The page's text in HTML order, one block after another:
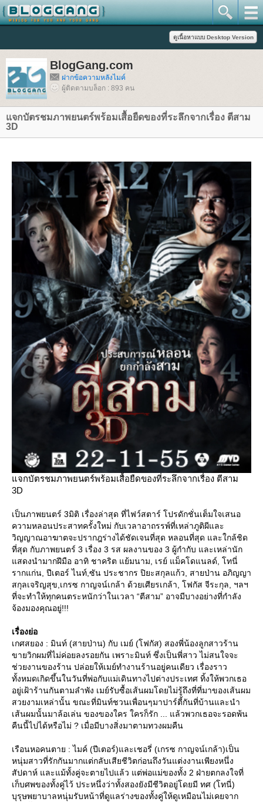
BlogGang.com
ฝากข้อความหลังไมค์
ผู้ติดตามบล็อก : 893 คน
จกบัตรชมภาพยนตร์พร้อมเสื้อยืดของที่ระลึกจากเรื่อง ตีสาม
3D
จกบัตรชมภาพยนตร์พร้อมเสื้อยืดของที่ระลึกจากเรื่อง ตีสาม
3D
เป็นภาพยนตร์ 3มิติ เรื่องล่าสุด ที่ไฟว์สตาร์ โปรดักชั่นเต็มใจเสนอ
ความหลอนประสาทครั้งใหม่ กับเวลาอาถรรพ์ที่เหล่าภูติผีและ
วิญญาณอาฆาตจะปรากฎร่างได้ชัดเจนที่สุด หลอนที่สุด และใกล้ชิด
ที่สุด กับภาพยนตร์ 3 เรื่อง 3 รส ผลงานของ 3 ผู้กำกับ และเหล่านัก
สดงนำมากฝีมือ อาทิ ชาคริต แย้มนาม, เรย์ แม็คโดแนลด์, โทนี่
รากแก่น, ปีเตอร์ ไนท์,ซัน ประชากร ปิยะสกุลแก้ว, สายป่าน อภิญญา
สกุลเจริญสุข,เกรซ กาญจน์เกล้า ด้วยเศียรเกล้า, โฟกัส จีระกุล, ฯลฯ
ที่จะทำให้ทุกคนตระหนักว่าในเวลา “ตีสาม” อาจมีบางอย่างที่กำลัง
จ้องมองคุณอยู่!!!
เรื่องย่อ
เกศสยอง : มินท์ (สายป่าน) กับ เมย์ (โฟกัส) สองพี่น้องลูกสาวร้าน
ขายวิกผมที่ไม่ค่อยลงรอยกัน เพราะมินท์ ซึ่งเป็นพี่สาว ไม่สนใจจะ
ช่วยงานของร้าน ปล่อยให้เมย์ทำงานร้านอยู่คนเดียว เรื่องราว
ทั้งหมดเกิดขึ้นในวันที่พ่อกับแม่เดินทางไปต่างประเทศ ทิ้งให้พวกเธอ
อยู่เฝ้าร้านกันตามลำพัง เมย์รับซื้อเส้นผมโดยไม่รู้ถึงที่ที่มาของเส้นผม
สวยงามเหล่านั้น ขณะที่มินท์ชวนเพื่อนๆมาปาร์ตี้กันที่บ้านและนำ
เส้นผมนั้นมาล้อเล่น ของของใคร ใครก็รัก ... แล้วพวกเธอจะรอดพ้น
คืนนี้ไปได้หรือไม่ ? เมื่อมีบางสิ่งมาตามทวงผมคืน
เรือนหอคนตาย : ไมค์ (ปีเตอร์)และเชอรี่ (เกรซ กาญจน์เกล้า)เป็น
หนุ่มสาวที่รักกันมากแต่กลับเสียชีวิตก่อนถึงวันแต่งงานเพียงหนึ่ง
สัปดาห์ และแม้ทั้งคู่จะตายไปแล้ว แต่พ่อแม่ของทั้ง 2 ฝ่ายตกลงใจที่
เก็บศพของทั้งคู่ไว้ ประหนึ่งว่าทั้งสองยังมีชีวิตอยู่โดยมี ทศ (โทนี่)
บุรุษพยาบาลหนุ่มรับหน้าที่ดูแลร่างของทั้งคู่ให้ดูเหมือนไม่เคยจาก